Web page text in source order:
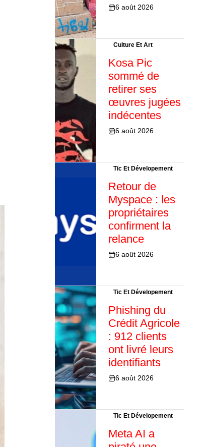
6 août 2026
Culture Et Art
Kosa Pic
sommé de
retirer ses
œuvres jugées
indécentes
6 août 2026
Tic Et Dévelopement
Retour de
Myspace : les
propriétaires
confirment la
relance
6 août 2026
Tic Et Dévelopement
Phishing du
Crédit Agricole
: 912 clients
ont livré leurs
identifiants
6 août 2026
Tic Et Dévelopement
Meta AI a